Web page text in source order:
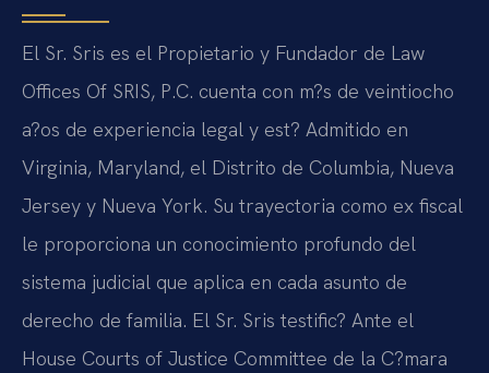
El Sr. Sris es el Propietario y Fundador de Law
Offices Of SRIS, P.C. cuenta con m?s de veintiocho
a?os de experiencia legal y est? Admitido en
Virginia, Maryland, el Distrito de Columbia, Nueva
Jersey y Nueva York. Su trayectoria como ex fiscal
le proporciona un conocimiento profundo del
sistema judicial que aplica en cada asunto de
derecho de familia. El Sr. Sris testific? Ante el
House Courts of Justice Committee de la C?mara